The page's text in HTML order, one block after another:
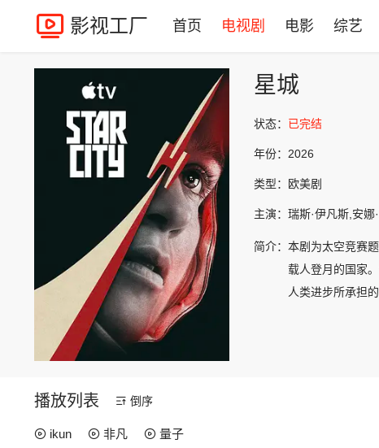
影视工厂 首页 电视剧 电影 综艺
星城
状态： 已完结
年份： 2026
类型： 欧美剧
主演： 瑞斯·伊凡斯,安娜
简介： 本剧为太空竞赛
载人登月的国家
人类进步所承担的
播放列表 倒序
ikun 非凡 量子